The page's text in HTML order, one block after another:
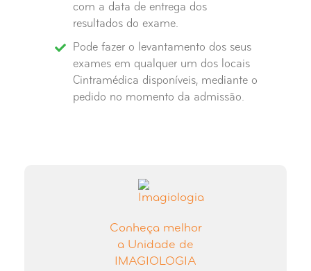
com a data de entrega dos
resultados do exame.
Pode fazer o levantamento dos seus
exames em qualquer um dos locais
Cintramédica disponíveis, mediante o
pedido no momento da admissão.
Conheça melhor
a Unidade de
IMAGIOLOGIA